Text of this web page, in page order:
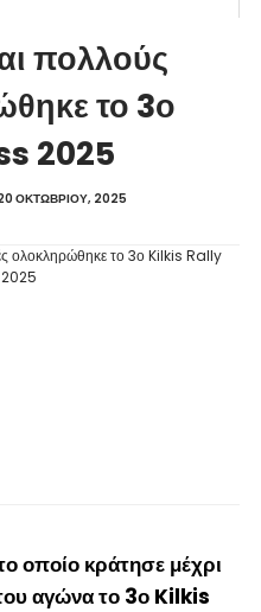
πολλούς
το 3ο
2025
ΟΚΤΩΒΡΊΟΥ, 2025
οποίο κράτησε μέχρι
αγώνα το 3οKilkis